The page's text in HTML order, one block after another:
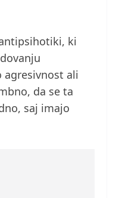
ki
ali
da se ta
saj imajo